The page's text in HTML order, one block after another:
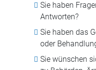
Sie haben
Antworten?
Sie haben das
oder
Sie wünschen